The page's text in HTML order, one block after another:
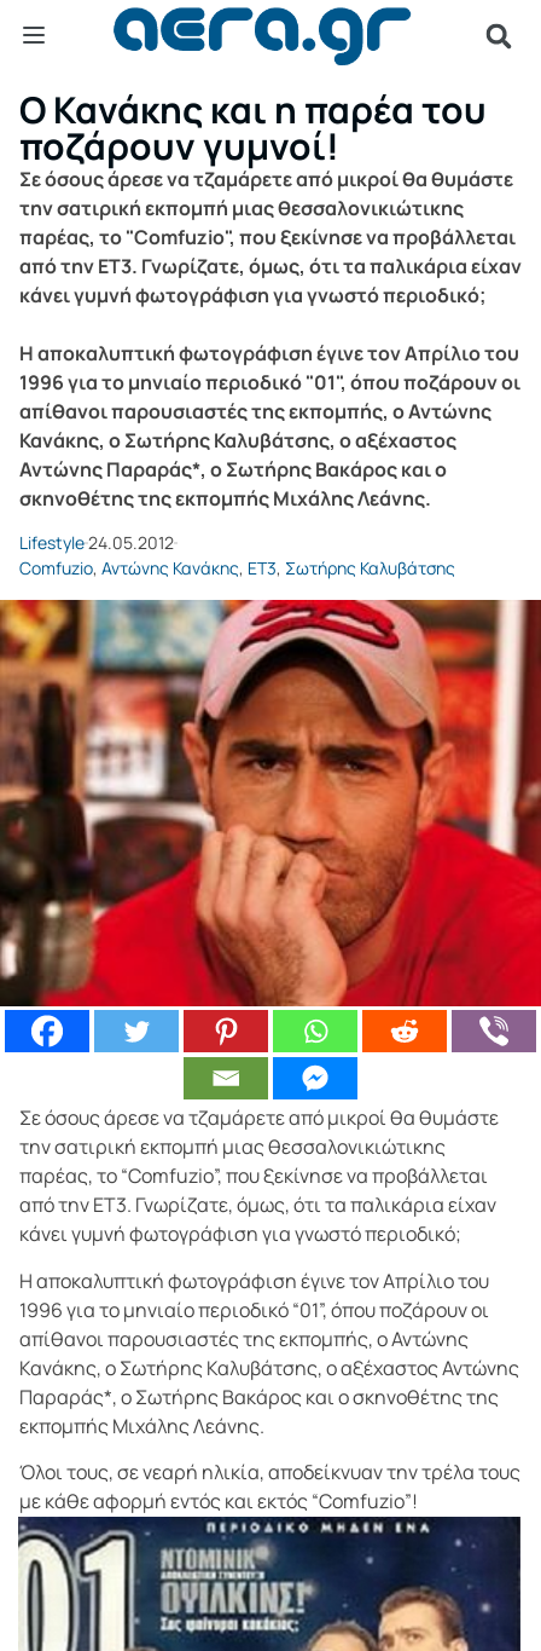
Ο Κανάκης και η παρέα του
ποζάρουν γυμνοί!
Σε όσους άρεσε να τζαμάρετε από μικροί θα θυμάστε
την σατιρική εκπομπή μιας θεσσαλονικιώτικης
παρέας, το "Comfuzio", που ξεκίνησε να προβάλλεται
από την ΕΤ3. Γνωρίζατε, όμως, ότι τα παλικάρια είχαν
κάνει γυμνή φωτογράφιση για γνωστό περιοδικό;
Η αποκαλυπτική φωτογράφιση έγινε τον Απρίλιο του
1996 για το μηνιαίο περιοδικό "01", όπου ποζάρουν οι
απίθανοι παρουσιαστές της εκπομπής, ο Αντώνης
Κανάκης, ο Σωτήρης Καλυβάτσης, ο αξέχαστος
Αντώνης Παραράς*, ο Σωτήρης Βακάρος και ο
σκηνοθέτης της εκπομπής Μιχάλης Λεάνης.
Lifestyle24.05.2012
Comfuzio, Αντώνης Κανάκης, ΕΤ3, Σωτήρης Καλυβάτσης
Σε όσους άρεσε να τζαμάρετε από μικροί θα θυμάστε
την σατιρική εκπομπή μιας θεσσαλονικιώτικης
παρέας, το “Comfuzio”, που ξεκίνησε να προβάλλεται
από την ΕΤ3. Γνωρίζατε, όμως, ότι τα παλικάρια είχαν
κάνει γυμνή φωτογράφιση για γνωστό περιοδικό;
Η αποκαλυπτική φωτογράφιση έγινε τον Απρίλιο του
1996 για το μηνιαίο περιοδικό “01”, όπου ποζάρουν οι
απίθανοι παρουσιαστές της εκπομπής, ο Αντώνης
Κανάκης, ο Σωτήρης Καλυβάτσης, ο αξέχαστος Αντώνης
Παραράς*, ο Σωτήρης Βακάρος και ο σκηνοθέτης της
εκπομπής Μιχάλης Λεάνης.
Όλοι τους, σε νεαρή ηλικία, αποδείκνυαν την τρέλα τους
με κάθε αφορμή εντός και εκτός “Comfuzio”!